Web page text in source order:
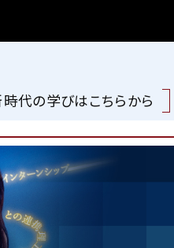
代の学びはこちらから